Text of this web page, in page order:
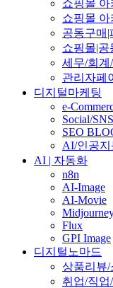
쇼핑몰
쇼핑몰
공동구매|
쇼핑몰|
세무/회계/
관리자페
디지털마케팅
e-
Social/SNS
SEO
AI/인공지
AI | 자동화
n8n
AI-Image
AI-Movie
Flux
GPI Image
디지털노마드
상품리뷰/
취업/직업